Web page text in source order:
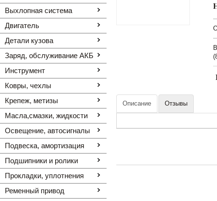
Выхлопная система
Двигатель
Детали кузова
Заряд, обслуживание АКБ
Инструмент
Ковры, чехлы
Крепеж, метизы
Масла,смазки, жидкости
Освещение, автоcигналы
Подвеска, амортизация
Подшипники и ролики
Прокладки, уплотнения
Ременный привод
Описание Отзывы